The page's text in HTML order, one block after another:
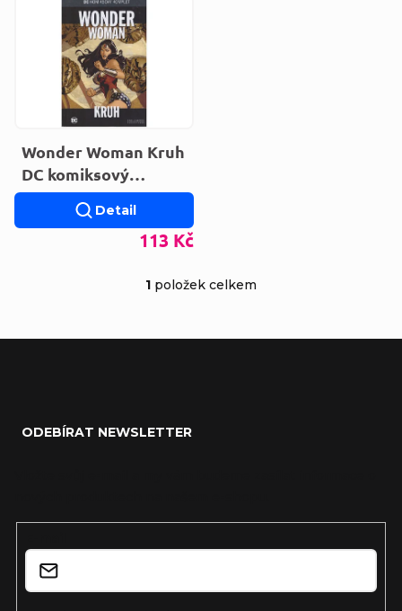
Výpis produktů
Wonder Woman Kruh
DC komiksový
komplet
113 Kč
Detail
1 položek celkem
ODEBÍRAT NEWSLETTER